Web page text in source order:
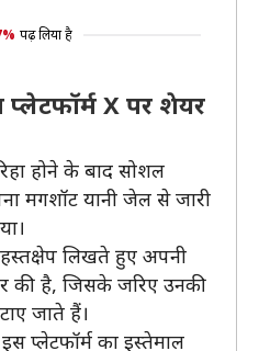
पढ़ लिया है
प्लेटफॉर्म X पर शेयर
होने के बाद सोशल
मगशॉट यानी जेल से जारी
लिखते हुए अपनी
की है, जिसके जरिए उनकी
जाते हैं।
प्लेटफॉर्म का इस्तेमाल